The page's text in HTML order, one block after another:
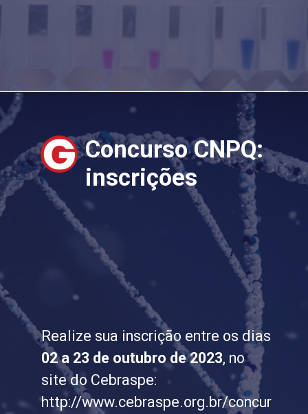
Concurso CNPQ:
inscrições
Realize sua inscrição entre os dias
02 a 23 de outubro de 2023, no
site do Cebraspe:
http://www.cebraspe.org.br/concur